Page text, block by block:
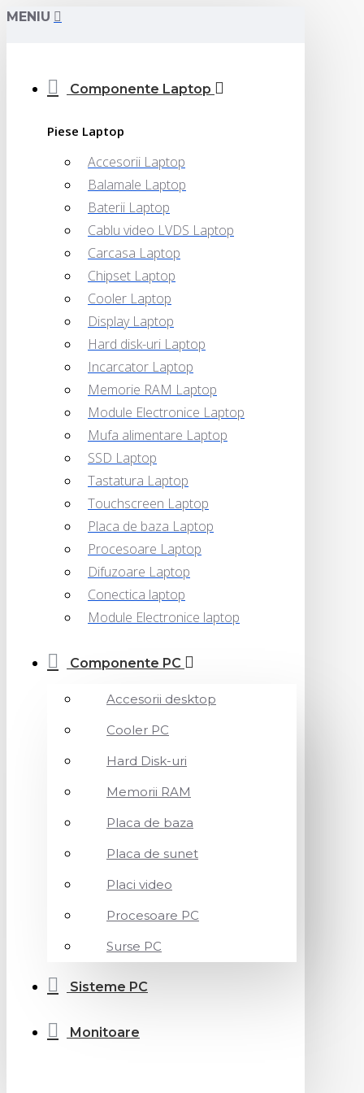
MENIU
Componente Laptop
Piese Laptop
Accesorii Laptop
Balamale Laptop
Baterii Laptop
Cablu video LVDS Laptop
Carcasa Laptop
Chipset Laptop
Cooler Laptop
Display Laptop
Hard disk-uri Laptop
Incarcator Laptop
Memorie RAM Laptop
Module Electronice Laptop
Mufa alimentare Laptop
SSD Laptop
Tastatura Laptop
Touchscreen Laptop
Placa de baza Laptop
Procesoare Laptop
Difuzoare Laptop
Conectica laptop
Module Electronice laptop
Componente PC
Accesorii desktop
Cooler PC
Hard Disk-uri
Memorii RAM
Placa de baza
Placa de sunet
Placi video
Procesoare PC
Surse PC
Sisteme PC
Monitoare